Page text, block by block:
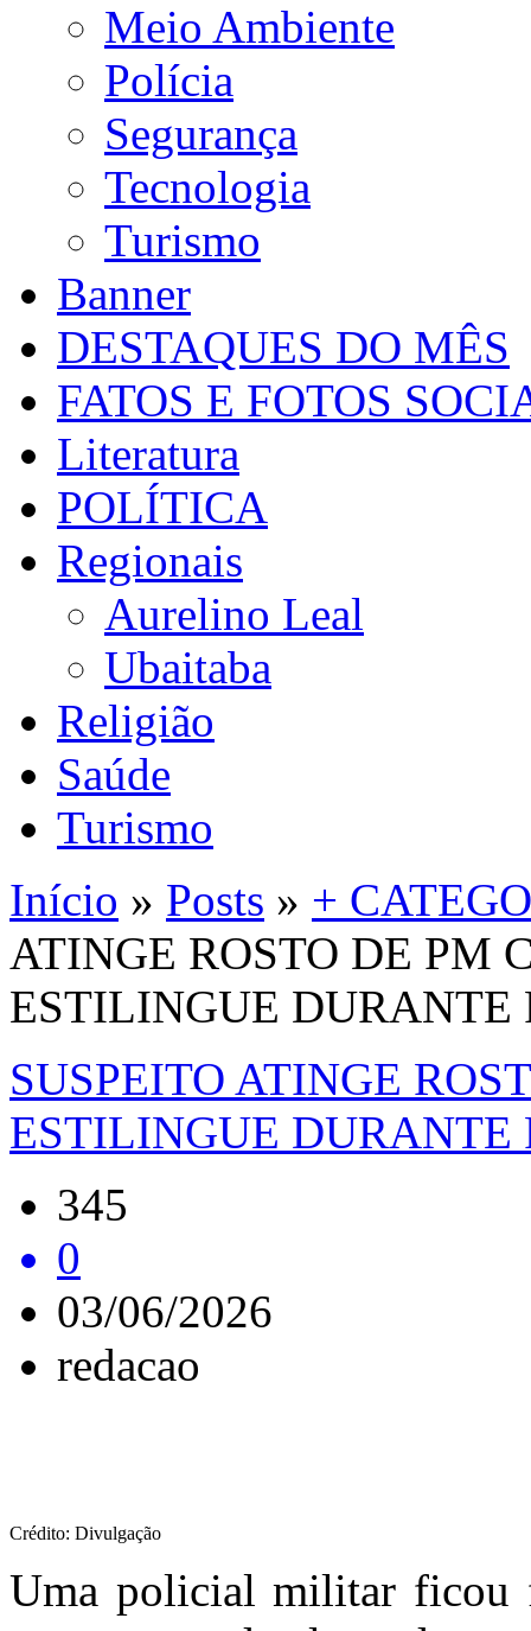
Meio Ambiente
Polícia
Segurança
Tecnologia
Turismo
Banner
DESTAQUES DO MÊS
FATOS E FOTOS
Literatura
POLÍTICA
Regionais
Aurelino Leal
Ubaitaba
Religião
Saúde
Turismo
Início » Posts » +
ATINGE ROSTO DE PM
ESTILINGUE DURANTE
SUSPEITO ATINGE
ESTILINGUE DURANTE
345
0
03/06/2026
redacao
Crédito: Divulgação
Uma policial militar ficou